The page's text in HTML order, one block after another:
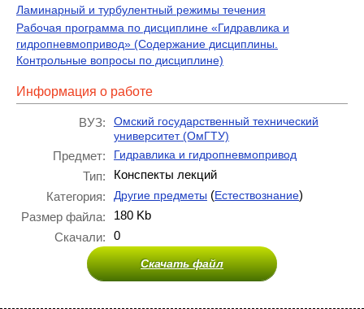
Ламинарный и турбулентный режимы течения
Рабочая программа по дисциплине «Гидравлика и
гидропневмопривод» (Содержание дисциплины.
Контрольные вопросы по дисциплине)
Информация о работе
ВУЗ:
Омский государственный технический
университет (ОмГТУ)
Предмет: Гидравлика и гидропневмопривод
Тип:
Конспекты лекций
Категория:
Другие предметы (Естествознание)
Размер файла:
180 Kb
Скачали:
0
Скачать файл